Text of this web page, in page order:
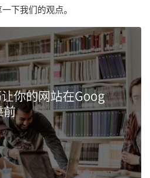
下我们的观点。